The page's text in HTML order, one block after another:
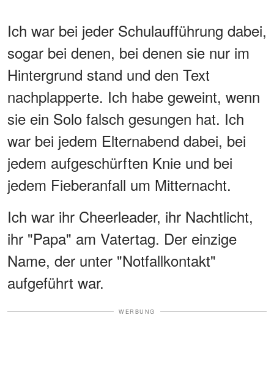
Ich war bei jeder Schulaufführung dabei,
sogar bei denen, bei denen sie nur im
Hintergrund stand und den Text
nachplapperte. Ich habe geweint, wenn
sie ein Solo falsch gesungen hat. Ich
war bei jedem Elternabend dabei, bei
jedem aufgeschürften Knie und bei
jedem Fieberanfall um Mitternacht.
Ich war ihr Cheerleader, ihr Nachtlicht,
ihr "Papa" am Vatertag. Der einzige
Name, der unter "Notfallkontakt"
aufgeführt war.
WERBUNG